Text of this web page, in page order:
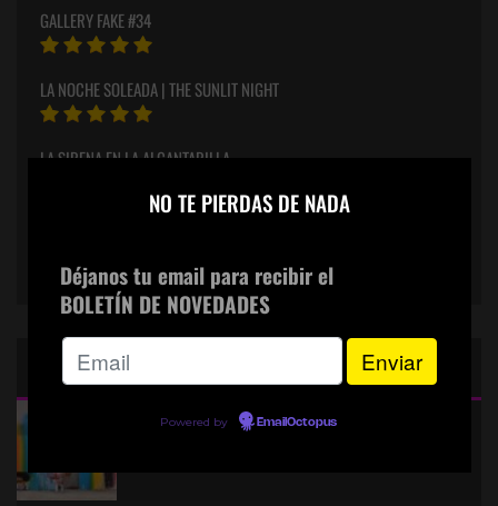
GALLERY FAKE #34
LA NOCHE SOLEADA | THE SUNLIT NIGHT
LA SIRENA EN LA ALCANTARILLA
CINE: TOP 5 DE LALULULA
NO TE PIERDAS DE NADA
Déjanos tu email para recibir el
BOLETÍN DE NOVEDADES
Powered by EmailOctopus